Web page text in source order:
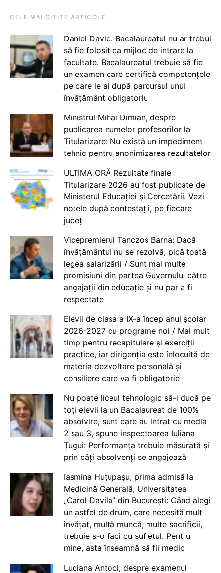
CELE MAI CITITE ARTICOLE
Daniel David: Bacalaureatul nu ar trebui
să fie folosit ca mijloc de intrare la
facultate. Bacalaureatul trebuie să fie
un examen care certifică competențele
pe care le ai după parcursul unui
învățământ obligatoriu
Ministrul Mihai Dimian, despre
publicarea numelor profesorilor la
Titularizare: Nu există un impediment
tehnic pentru anonimizarea rezultatelor
ULTIMA ORĂ Rezultate finale
Titularizare 2026 au fost publicate de
Ministerul Educației și Cercetării. Vezi
notele după contestații, pe fiecare
județ
Vicepremierul Tanczos Barna: Dacă
învățământul nu se rezolvă, pică toată
legea salarizării / Sunt mai multe
promisiuni din partea Guvernului către
angajații din educație și nu par a fi
respectate
Elevii de clasa a IX-a încep anul școlar
2026-2027 cu programe noi / Mai mult
timp pentru recapitulare și exerciții
practice, iar dirigenția este înlocuită de
materia dezvoltare personală și
consiliere care va fi obligatorie
Nu poate liceul tehnologic să-i ducă pe
toți elevii la un Bacalaureat de 100%
absolvire, sunt care au intrat cu media
2 sau 3, spune inspectoarea Iuliana
Țugui: Performanța trebuie măsurată și
prin câți absolvenți se angajează
Iasmina Huțupașu, prima admisă la
Medicină Generală, Universitatea
„Carol Davila” din București: Când alegi
un astfel de drum, care necesită mult
învățat, multă muncă, multe sacrificii,
trebuie s-o faci cu sufletul. Pentru
mine, asta înseamnă să fii medic
Luciana Antoci, despre examenul